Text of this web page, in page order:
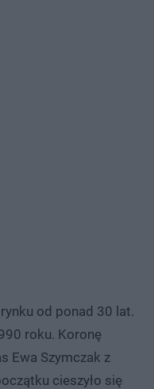
od ponad 30 lat.
roku. Koronę
Ewa Szymczak z
cieszyło się